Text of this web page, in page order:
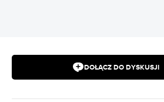
DOŁĄCZ DO DYSKUSJI